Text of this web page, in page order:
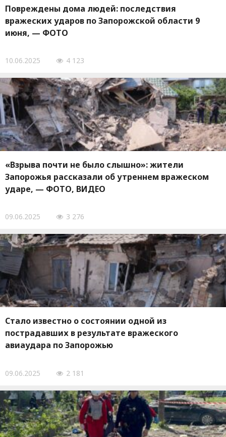
Повреждены дома людей: последствия
вражеских ударов по Запорожской области 9
июня, — ФОТО
10.06.2025 4 123
«Взрыва почти не было слышно»: жители
Запорожья рассказали об утреннем вражеском
ударе, — ФОТО, ВИДЕО
09.06.2025 3 276
Стало известно о состоянии одной из
пострадавших в результате вражеского
авиаудара по Запорожью
09.06.2025 2 181